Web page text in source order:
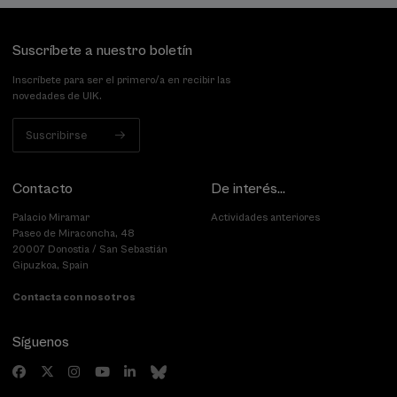
Suscríbete a nuestro boletín
Inscríbete para ser el primero/a en recibir las
novedades de UIK.
Suscribirse
Contacto
Palacio Miramar
Paseo de Miraconcha, 48
20007 Donostia / San Sebastián
Gipuzkoa, Spain
Contacta con nosotros
De interés...
Actividades anteriores
Síguenos